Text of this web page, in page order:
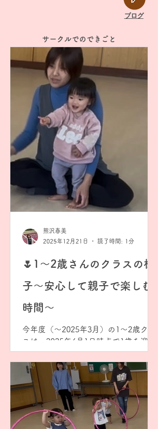
ブログ
サークルでのできごと
🌷1〜2歳さんのクラスの様
子〜安心して親子で楽しむ
時間〜
今年度（〜2025年3月）の1〜2歳クラ
スは、2025年4月1日時点で1歳を迎え
ているお子さんが対象です。 ですが、
実際にはその年齢に少し満たないお子
さんも、みんなと一緒に参加して楽し
んでいます😊 最近のレッスンでは、最
初は少し緊張していたMちゃんもこの
笑顔！ お母さんと一緒だからこそ安心
して、音楽やリズム遊びに自然と心を
熊沢春美
2025年12月21日
読了時間: 1分